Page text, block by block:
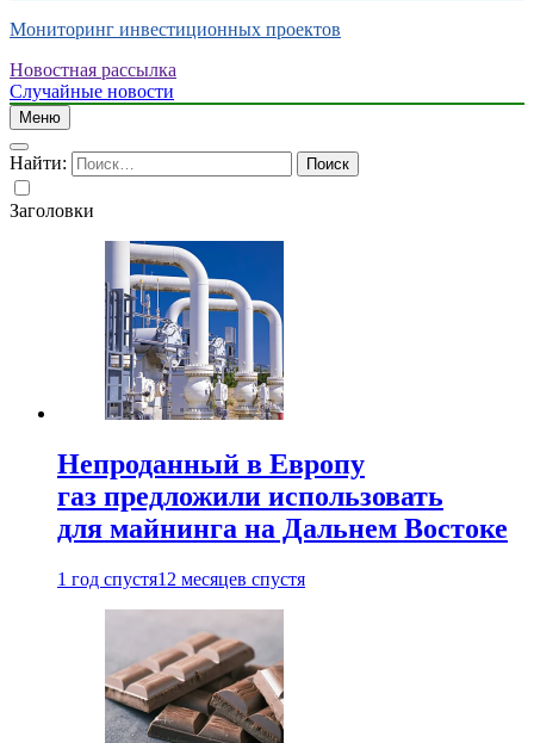
Мониторинг инвестиционных проектов
Новостная рассылка
Случайные новости
Меню
Найти:
Заголовки
Непроданный в Европу
газ предложили использовать
для майнинга на Дальнем Востоке
1 год спустя12 месяцев спустя